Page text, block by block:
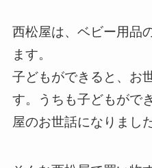
西松屋は、ベビー用品
ます。
子どもができると、お
す。うちも子どもがで
屋のお世話になりました